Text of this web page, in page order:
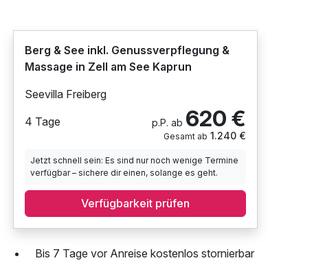
Berg & See inkl. Genussverpflegung &
Massage in Zell am See Kaprun
Seevilla Freiberg
4 Tage
p.P. ab 620 €
Gesamt ab 1.240 €
Jetzt schnell sein: Es sind nur noch wenige Termine
verfügbar – sichere dir einen, solange es geht.
Verfügbarkeit prüfen
Bis 7 Tage vor Anreise kostenlos stornierbar